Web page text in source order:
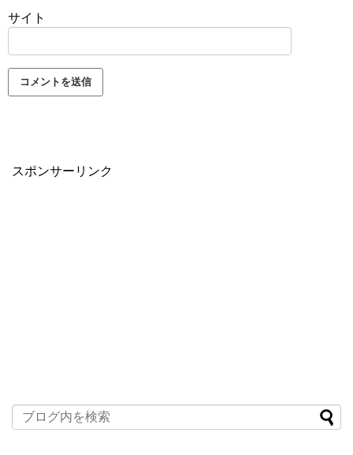
サイト
スポンサーリンク